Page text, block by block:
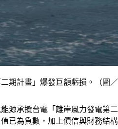
期計畫」爆發巨額虧損。（圖／
源承攬台電「離岸風力發電第
已為負數，加上債信與財務結